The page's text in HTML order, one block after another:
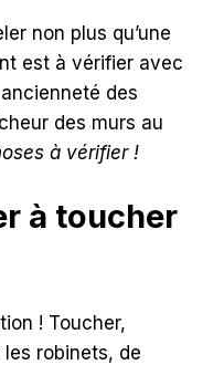
non plus qu’une
est à vérifier avec
des
des murs au
à vérifier !
à toucher
! Toucher,
robinets, de